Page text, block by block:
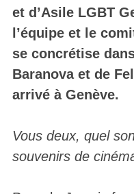
et d’Asile LGBT
l’équipe et le
se concrétise
Baranova et de
arrivé à Genève.
Vous deux, quel
souvenirs de